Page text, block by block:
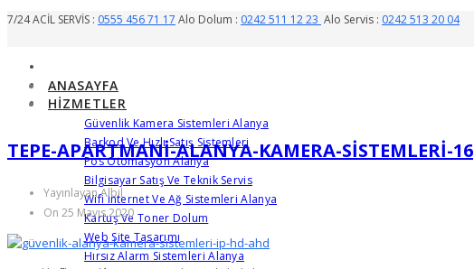
7/24 ACİL SERVİS : 0555 456 71 17 Alo Dolum : 0242 511 12 23 Alo Servis : 0242 513 20 04
ANASAYFA
HIZMETLER
Güvenlik Kamera Sistemleri Alanya
Barkod Ve Hızlı Satış Sistemleri
Pos Otomasyon Alanya
Bilgisayar Satış Ve Teknik Servis
Wifi Internet Ve Ağ Sistemleri Alanya
Kartuş Ve Toner Dolum
Web Site Tasarımı
Hırsız Alarm Sistemleri Alanya
TEPE-APARTMANI-ALANYA-KAMERA-SISTEMLERI-16
Yayınlayan Albil
On 25 Mayıs 2020